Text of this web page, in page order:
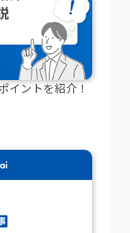
イントを紹介！